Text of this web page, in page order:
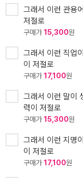
그래서 이런 관용
저절로
구매가15,300원
그래서 이런 직업
이 저절로
구매가17,100원
그래서 이런 말이
력이 저절로
구매가15,300원
그래서 이런 지명
이 저절로
구매가17,100원